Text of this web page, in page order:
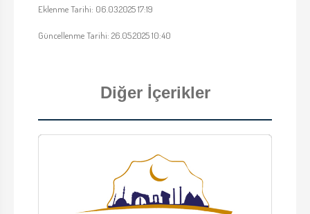
Eklenme Tarihi: 06.03.2025 17:19
Güncellenme Tarihi: 26.05.2025 10:40
Diğer İçerikler